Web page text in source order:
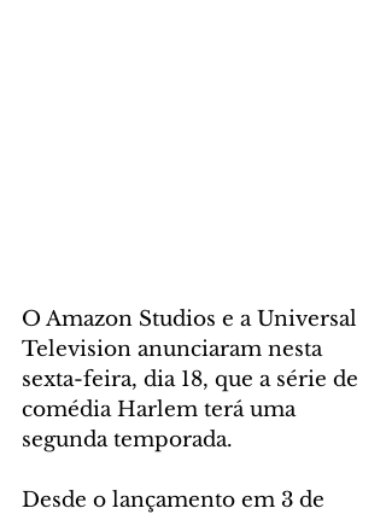
O Amazon Studios e a Universal
Television anunciaram nesta
sexta-feira, dia 18, que a série de
comédia Harlem terá uma
segunda temporada.
Desde o lançamento em 3 de